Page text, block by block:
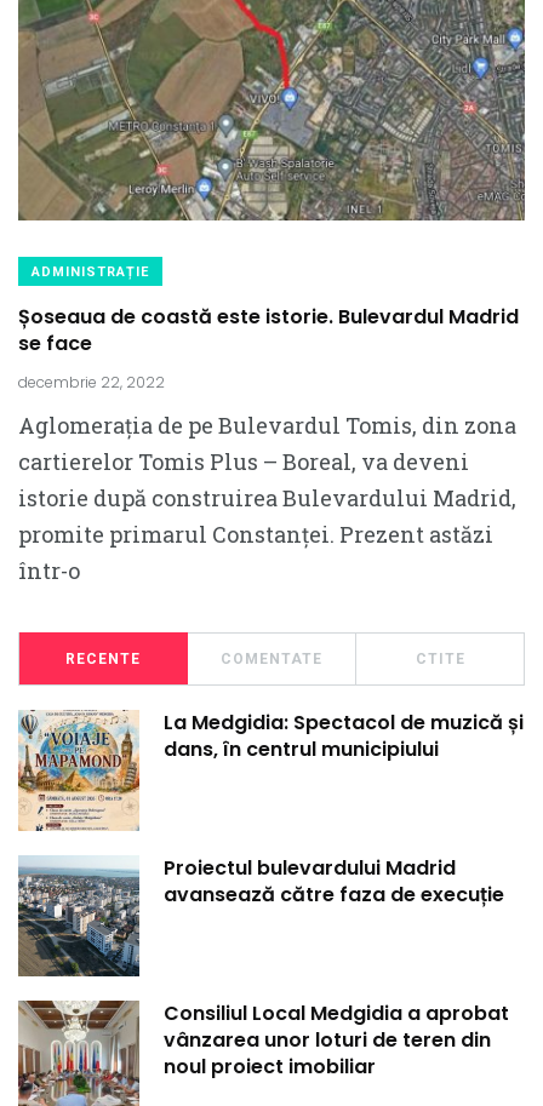
ADMINISTRAȚIE
Șoseaua de coastă este istorie. Bulevardul Madrid
se face
decembrie 22, 2022
Aglomerația de pe Bulevardul Tomis, din zona
cartierelor Tomis Plus – Boreal, va deveni
istorie după construirea Bulevardului Madrid,
promite primarul Constanței. Prezent astăzi
într-o
RECENTE COMENTATE CTITE
La Medgidia: Spectacol de muzică și
dans, în centrul municipiului
Proiectul bulevardului Madrid
avansează către faza de execuție
Consiliul Local Medgidia a aprobat
vânzarea unor loturi de teren din
noul proiect imobiliar